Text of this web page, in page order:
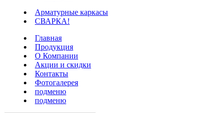
Арматурные каркасы
СВАРКА!
Главная
Продукция
О Компании
Акции и скидки
Контакты
Фотогалерея
подменю
подменю